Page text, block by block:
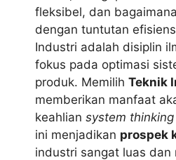
fleksibel, dan
dengan tuntutan
Industri adalah disiplin
fokus pada optimasi
produk. Memilih Teknik
memberikan manfaat
keahlian system thinking
ini menjadikan prospek
industri sangat luas dan